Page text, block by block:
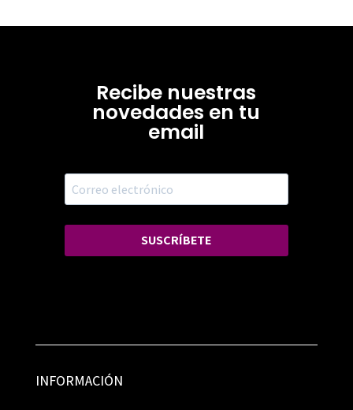
Recibe nuestras
novedades en tu
email
SUSCRÍBETE
INFORMACIÓN